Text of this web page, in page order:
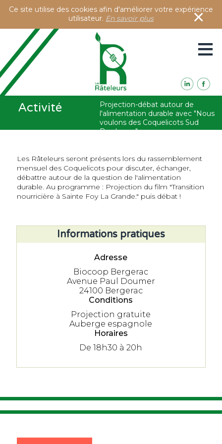
Ce site utilise des cookies afin d'améliorer votre expérience
utilisateur. En savoir plus ×
≡
Présentation
Activités
Accès à notre blog
Contacts
Activité
Projection-débat autour de
l'alimentation durable avec "Nous
voulons des Coquelicots Sud
Dordogne"
Les Râteleurs seront présents lors du rassemblement
mensuel des Coquelicots pour discuter, échanger,
débattre autour de la question de l'alimentation
durable. Au programme : Projection du film "Transition
nourricière à Sainte Foy La Grande." puis débat !
Informations pratiques
Adresse
Biocoop Bergerac
Avenue Paul Doumer
24100 Bergerac
Conditions
Projection gratuite
Auberge espagnole
Horaires
De 18h30 à 20h